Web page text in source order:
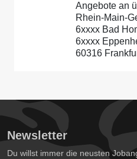
Angebote an
Rhein-Main-
6xxxx Bad
6xxxx
60316
Newsletter
Du willst immer die neusten